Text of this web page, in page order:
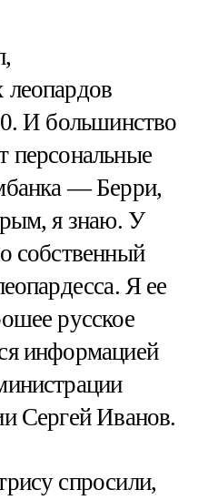
леопардов
И большинство
персональные
— Берри,
я знаю. У
собственный
Я ее
русское
информацией
Сергей Иванов.
спросили,